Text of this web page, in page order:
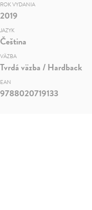
ROK VYDANIA
2019
JAZYK
Čeština
VÄZBA
Tvrdá väzba / Hardback
EAN
9788020719133